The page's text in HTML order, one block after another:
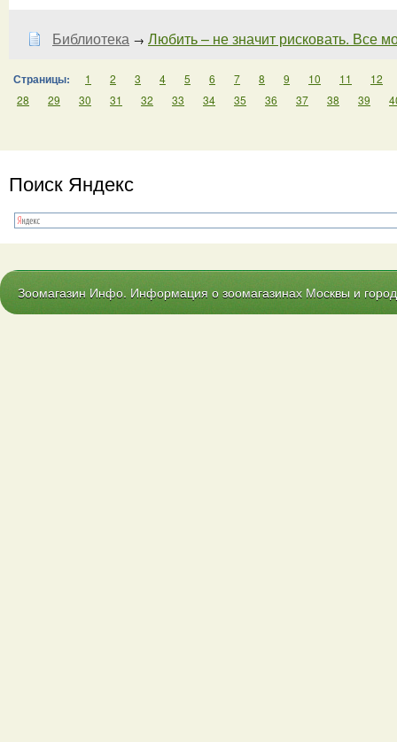
Библиотека → Любить – не значит рисковать. Все
Страницы: 1 2 3 4 5 6 7 8 9 10 11
12
28
29 30 31 32 33 34 35 36 37 38 39
Поиск Яндекс
Зоомагазин Инфо. Информация о зоомагазинах Москвы и